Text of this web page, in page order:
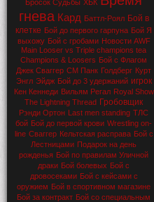
Бросок Судьбы ХБК
гнева Кард Баттл-Роял Бой в
клетке Бой до первого гарпуна Бой Я
выхожу Бой с гробами Новости AWF
Main Looser vs Triple champions tea
Champions & Loosers Бой с Флагом
Джек Сваггер СМ Панк Голдберг Курт
Энгл Эйдж Бой до 3 удержаний игрок
Кен Кеннеди Вильям Регал Royal Show
The Lightning Thread Гробовщик
Рэнди Ортон Last men standing ТЛС
бой Бой до первой крови Wrestling on-
line Сваггер Кельтская расправа Бой с
Лестницами Подарок на день
рожденья Бой по правилам Уличной
драки Бой болевых Бой с
дровосеками Бой с кейсами с
оружием Бой в спортивном магазине
Бой за контракт Бой со специальным